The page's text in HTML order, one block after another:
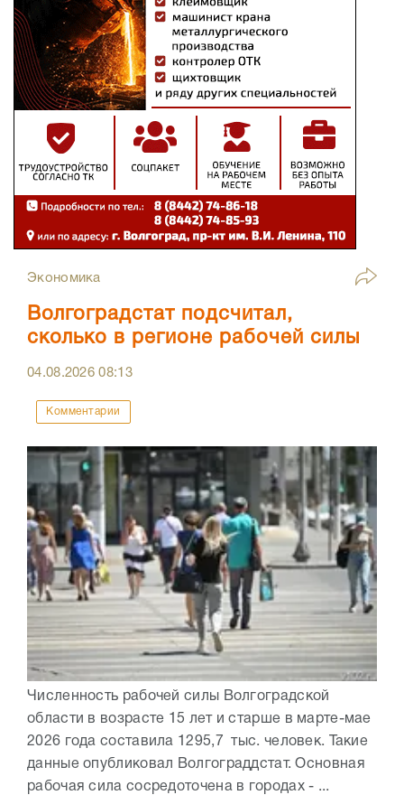
Экономика
Волгоградстат подсчитал,
сколько в регионе рабочей силы
04.08.202608:13
Комментарии
Численность рабочей силы Волгоградской
области в возрасте 15 лет и старше в марте-мае
2026 года составила 1295,7 тыс. человек. Такие
данные опубликовал Волгограддстат. Основная
рабочая сила сосредоточена в городах - ...